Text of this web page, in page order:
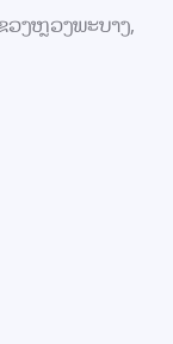
ງຫຼວງພະບາງ,